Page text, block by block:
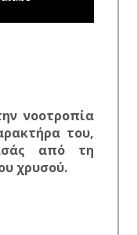
νοοτροπία
του,
από τη
χρυσού.